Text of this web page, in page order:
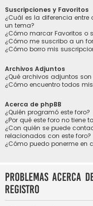
Suscripciones y Favoritos
¿Cuál es la diferencia
un tema?
¿Cómo marcar Favoritos o
¿Cómo me suscribo a un
¿Cómo borro mis
Archivos Adjuntos
¿Qué archivos adjuntos
¿Cómo encuentro todos
Acerca de phpBB
¿Quién programó este foro?
¿Por qué este foro no tiene
¿Con quién se puede
relacionados con este foro?
¿Cómo puedo ponerme en
Problemas acerca
registro